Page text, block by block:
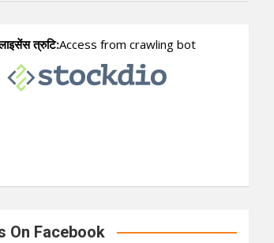
On Facebook